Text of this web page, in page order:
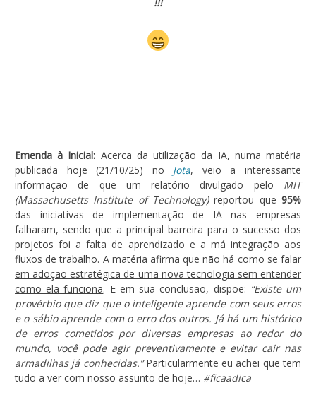
Emenda à Inicial: Acerca da utilização da IA, numa matéria
publicada hoje (21/10/25) no Jota, veio a interessante
informação de que um relatório divulgado pelo MIT
(Massachusetts Institute of Technology)reportou que 95%
das iniciativas de implementação de IA nas empresas
falharam, sendo que a principal barreira para o sucesso dos
projetos foi afalta de aprendizado e a má integração aos
fluxos de trabalho. A matéria afirma quenão há como se falar
em adoção estratégica de uma nova tecnologia sem entender
como ela funciona. E em sua conclusão, dispõe: “Existe um
provérbio que diz que o inteligente aprende com seus erros
e o sábio aprende com o erro dos outros. Já há um histórico
de erros cometidos por diversas empresas ao redor do
mundo, você pode agir preventivamente e evitar cair nas
armadilhas já conhecidas.”Particularmente eu achei que tem
tudo a ver com nosso assunto de hoje… #ficaadica